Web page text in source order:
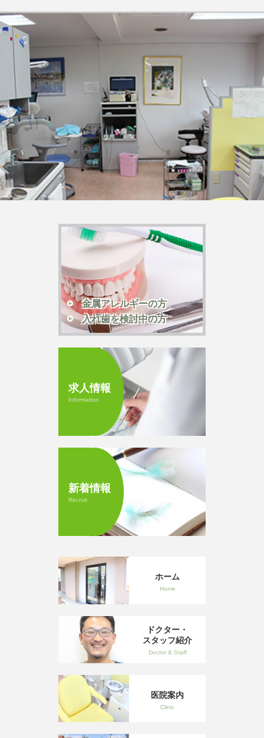
金属アレルギーの方
入れ歯を検討中の方
求人情報
Information
新着情報
Recruit
ホーム
Home
ドクター・
スタッフ紹介
Doctor & Staff
医院案内
Clinic